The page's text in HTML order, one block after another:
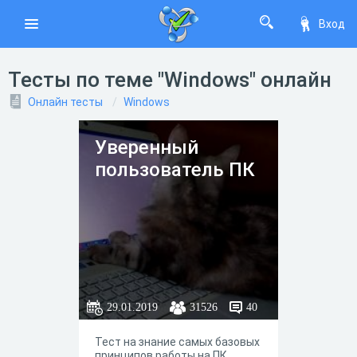
Вход
Тесты по теме "Windows" онлайн
Онлайн тесты Windows
Уверенный
пользователь ПК
29.01.2019 31526 40
Тест на знание самых базовых